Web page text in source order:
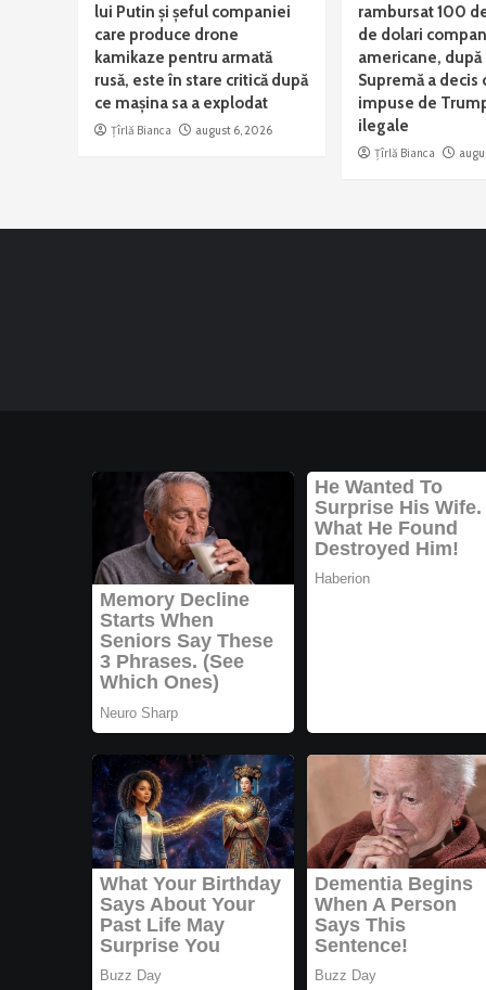
lui Putin și șeful companiei
care produce drone
kamikaze pentru armată
rusă, este în stare critică după
ce mașina sa a explodat
Țîrlă Bianca august 6, 2026
rambursat 100
de dolari
americane, după
Supremă a decis
impuse de
ilegale
Țîrlă Bianca